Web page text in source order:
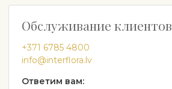
Обслуживание клиентов
+371 6785 4800
info@interflora.lv
Ответим вам: